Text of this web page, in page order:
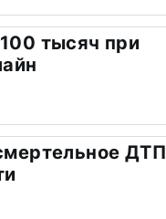
тысяч при
ДТП